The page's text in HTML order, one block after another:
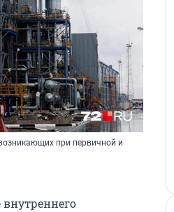
при первичной и